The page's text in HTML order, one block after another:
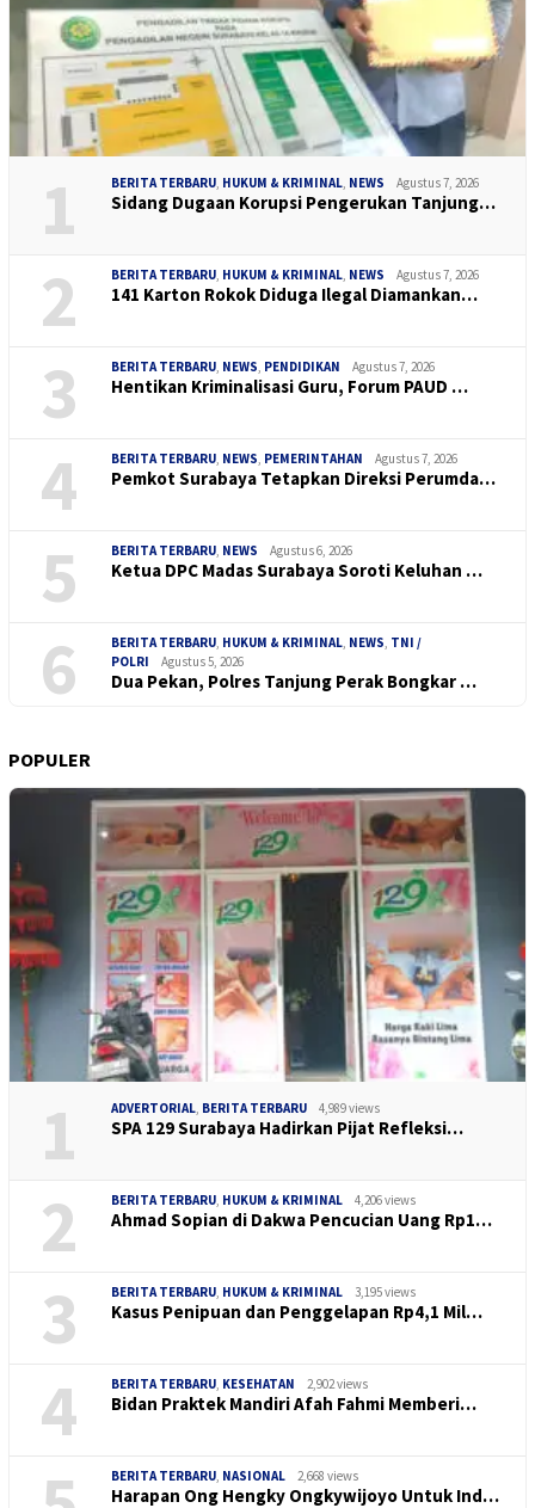
1 BERITA TERBARU HUKUM & KRIMINAL NEWS Agustus 7, 2026
Sidang Dugaan Korupsi Pengerukan Tanjung…
2 BERITA TERBARU HUKUM & KRIMINAL NEWS Agustus 7, 2026
141 Karton Rokok Diduga Ilegal Diamankan…
3 BERITA TERBARU NEWS PENDIDIKAN Agustus 7, 2026
Hentikan Kriminalisasi Guru, Forum PAUD …
4 BERITA TERBARU NEWS PEMERINTAHAN Agustus 7, 2026
Pemkot Surabaya Tetapkan Direksi Perumda…
5 BERITA TERBARU NEWS Agustus 6, 2026
Ketua DPC Madas Surabaya Soroti Keluhan …
6 BERITA TERBARU HUKUM & KRIMINAL NEWS TNI /
POLRI
Agustus 5, 2026
Dua Pekan, Polres Tanjung Perak Bongkar …
POPULER
1 ADVERTORIAL BERITA TERBARU 4,989 views
SPA 129 Surabaya Hadirkan Pijat Refleksi…
2 BERITA TERBARU HUKUM & KRIMINAL 4,206 views
Ahmad Sopian di Dakwa Pencucian Uang Rp1…
3 BERITA TERBARU HUKUM & KRIMINAL 3,195 views
Kasus Penipuan dan Penggelapan Rp4,1 Mil…
4 BERITA TERBARU KESEHATAN 2,902 views
Bidan Praktek Mandiri Afah Fahmi Memberi…
BERITA TERBARU NASIONAL 2,668 views
Harapan Ong Hengky Ongkywijoyo Untuk Ind…